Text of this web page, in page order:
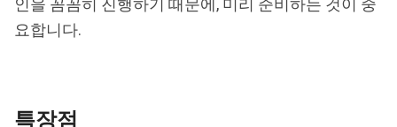
인을 꼼꼼히 진행하기 때문에, 미리 준비하는 것이 중
요합니다.
특장점